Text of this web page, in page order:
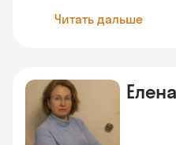
Читать дальше
Елена